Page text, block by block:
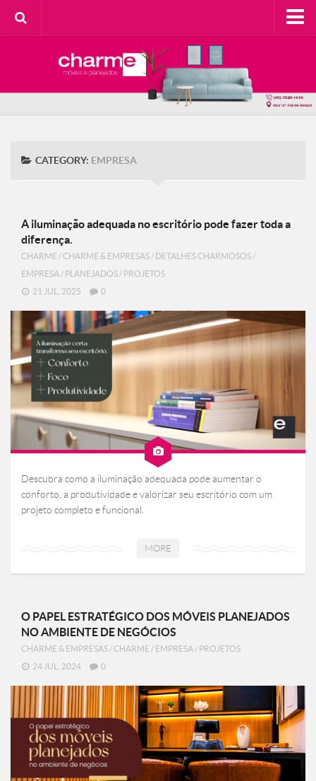
SOBRE A CHARME
Faça Você Mesma
Meu Lar
Contato
CATEGORY: EMPRESA
A iluminação adequada no escritório pode fazer toda a
diferença.
CHARME /CHARME & EMPRESAS / DETALHES CHARMOSOS /
EMPRESA / PLANEJADOS / PROJETOS
21 JUL, 2025
0
Descubra como a iluminação adequada pode aumentar o
conforto, a produtividade e valorizar seu escritório com um
projeto completo e funcional.
MORE
O PAPEL ESTRATÉGICO DOS MÓVEIS PLANEJADOS
NO AMBIENTE DE NEGÓCIOS
CHARME & EMPRESAS /CHARME / EMPRESA / PROJETOS
24 JUL, 2024
0